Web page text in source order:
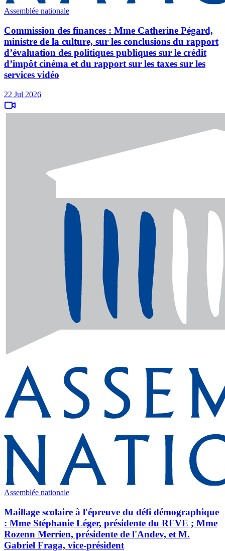
Assemblée nationale
Commission des finances : Mme Catherine Pégard,
ministre de la culture, sur les conclusions du rapport
d’évaluation des politiques publiques sur le crédit
d’impôt cinéma et du rapport sur les taxes sur les
services vidéo
22 Jul 2026
Assemblée nationale
Maillage scolaire à l'épreuve du défi démographique
: Mme Stéphanie Léger, présidente du RFVE ; Mme
Rozenn Merrien, présidente de l'Andev, et M.
Gabriel Fraga, vice-président